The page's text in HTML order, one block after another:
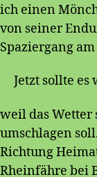
ich einen
von seiner
Spaziergang
Jetzt sollte es
weil das Wetter
umschlagen
Richtung
Rheinfähre bei